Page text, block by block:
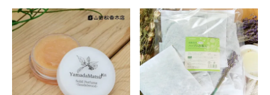
アルマウィン
アルモニベルツ
コラム・スタッフのおすすめ